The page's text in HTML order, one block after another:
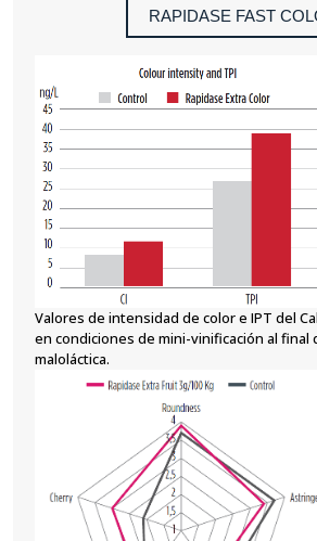
RAPIDASE FAST
Valores de intensidad de color e IPT del
en condiciones de mini-vinificación al final
maloláctica.